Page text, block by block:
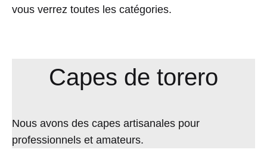
vous verrez toutes les catégories.
Capes de torero
Nous avons des capes artisanales pour
professionnels et amateurs.